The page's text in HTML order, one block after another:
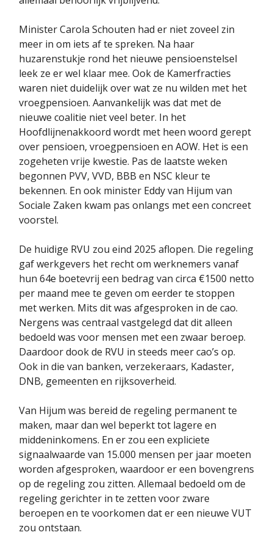
Minister Carola Schouten had er niet zoveel zin
meer in om iets af te spreken. Na haar
huzarenstukje rond het nieuwe pensioenstelsel
leek ze er wel klaar mee. Ook de Kamerfracties
waren niet duidelijk over wat ze nu wilden met het
vroegpensioen. Aanvankelijk was dat met de
nieuwe coalitie niet veel beter. In het
Hoofdlijnenakkoord wordt met heen woord gerept
over pensioen, vroegpensioen en AOW. Het is een
zogeheten vrije kwestie. Pas de laatste weken
begonnen PVV, VVD, BBB en NSC kleur te
bekennen. En ook minister Eddy van Hijum van
Sociale Zaken kwam pas onlangs met een concreet
voorstel.
De huidige RVU zou eind 2025 aflopen. Die regeling
gaf werkgevers het recht om werknemers vanaf
hun 64e boetevrij een bedrag van circa €1500 netto
per maand mee te geven om eerder te stoppen
met werken. Mits dit was afgesproken in de cao.
Nergens was centraal vastgelegd dat dit alleen
bedoeld was voor mensen met een zwaar beroep.
Daardoor dook de RVU in steeds meer cao’s op.
Ook in die van banken, verzekeraars, Kadaster,
DNB, gemeenten en rijksoverheid.
Van Hijum was bereid de regeling permanent te
maken, maar dan wel beperkt tot lagere en
middeninkomens. En er zou een expliciete
signaalwaarde van 15.000 mensen per jaar moeten
worden afgesproken, waardoor er een bovengrens
op de regeling zou zitten. Allemaal bedoeld om de
regeling gerichter in te zetten voor zware
beroepen en te voorkomen dat er een nieuwe VUT
zou ontstaan.